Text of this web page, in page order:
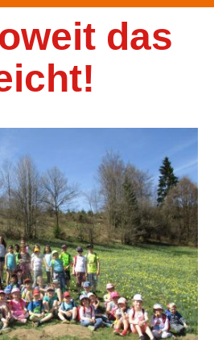
das